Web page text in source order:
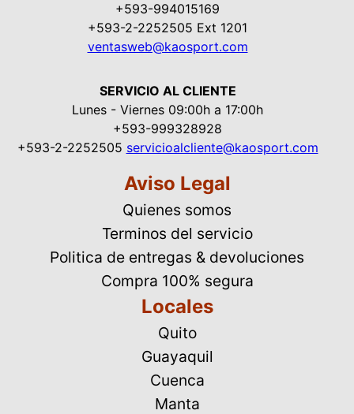
+593-994015169
+593-2-2252505 Ext 1201
ventasweb@kaosport.com
SERVICIO AL CLIENTE
Lunes - Viernes 09:00h a 17:00h
+593-999328928
+593-2-2252505 servicioalcliente@kaosport.com
Aviso Legal
Quienes somos
Terminos del servicio
Politica de entregas & devoluciones
Compra 100% segura
Locales
Quito
Guayaquil
Cuenca
Manta